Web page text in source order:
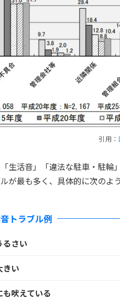
引用：
生活音」「違法な駐車・駐
が最も多く、具体的に次のよ
トラブル例
るさい
きい
吠えている